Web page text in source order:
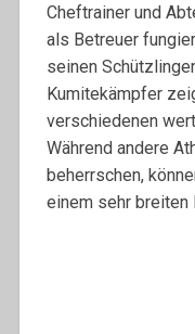
Cheftrainer und
als Betreuer
seinen
Kumitekämpfer
verschiedenen
Während andere
beherrschen,
einem sehr breiten